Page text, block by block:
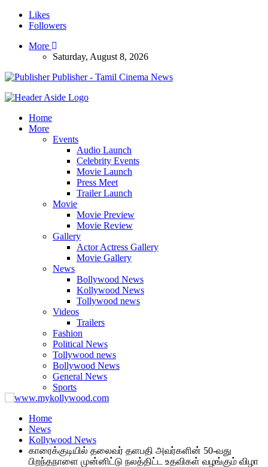
Likes
Followers
More
Saturday, August 8, 2026
Publisher - Tamil Cinema News
Home
More
Events
Audio Launch
Celebrity Events
Movie Launch
Press Meet
Trailer Launch
Movie
Movie Preview
Movie Review
Gallery
Actor Actress Gallery
Movie Gallery
News
Bollywood News
Kollywood News
Tollywood news
Videos
Trailers
Fashion
Political News
Tollywood news
Bollywood News
General News
Sports
Home
News
Kollywood News
காரைக்குடியில் தலைவர் தளபதி அவர்களின் 50-வது
பிறந்தநாளை முன்னிட்டு நலத்திட்ட உதவிகள் வழங்கும் விழா